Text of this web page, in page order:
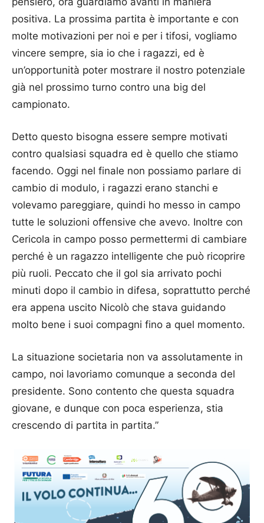
positiva. La prossima partita è importante e con
molte motivazioni per noi e per i tifosi, vogliamo
vincere sempre, sia io che i ragazzi, ed è
un’opportunità poter mostrare il nostro potenziale
già nel prossimo turno contro una big del
campionato.
Detto questo bisogna essere sempre motivati
contro qualsiasi squadra ed è quello che stiamo
facendo. Oggi nel finale non possiamo parlare di
cambio di modulo, i ragazzi erano stanchi e
volevamo pareggiare, quindi ho messo in campo
tutte le soluzioni offensive che avevo. Inoltre con
Cericola in campo posso permettermi di cambiare
perché è un ragazzo intelligente che può ricoprire
più ruoli. Peccato che il gol sia arrivato pochi
minuti dopo il cambio in difesa, soprattutto perché
era appena uscito Nicolò che stava guidando
molto bene i suoi compagni fino a quel momento.
La situazione societaria non va assolutamente in
campo, noi lavoriamo comunque a seconda del
presidente. Sono contento che questa squadra
giovane, e dunque con poca esperienza, stia
crescendo di partita in partita.”